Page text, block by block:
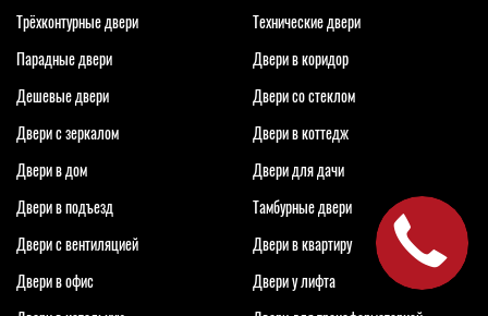
Трёхконтурные двери
Технические двери
Парадные двери
Двери в коридор
Дешевые двери
Двери со стеклом
Двери с зеркалом
Двери в коттедж
Двери в дом
Двери для дачи
Двери в подъезд
Тамбурные двери
Двери с вентиляцией
Двери в квартиру
Двери в офис
Двери у лифта